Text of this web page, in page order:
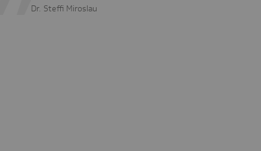
Dr. Steffi Miroslau